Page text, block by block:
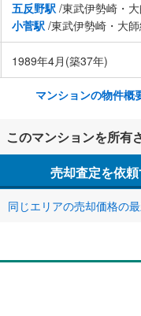
五反野駅 /東武伊勢崎・
小菅駅 /東武伊勢崎・大
1989年4月(築37年)
マンションの物件概
このマンションを所有
売却査定を依
同じエリアの売却価格の